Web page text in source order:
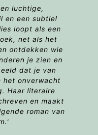
luchtige,
en een subtiel
loopt als een
net als het
ontdekken wie
je zien en
dat je van
het onverwacht
Haar literaire
en maakt
roman van